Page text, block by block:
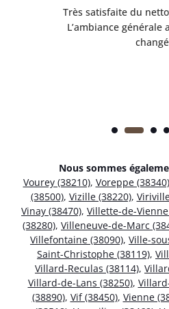
Très satisfaite du
L’ambiance générale
Nous sommes
Vourey (38210), Voreppe (38340)
(38500), Vizille (38220),
Vinay (38470), Villette-de-
(38280), Villeneuve-de-Marc
Villefontaine (38090), Ville-
Saint-Christophe (38119),
Villard-Reculas (38114),
Villard-de-Lans (38250),
(38890), Vif (38450), Vienne